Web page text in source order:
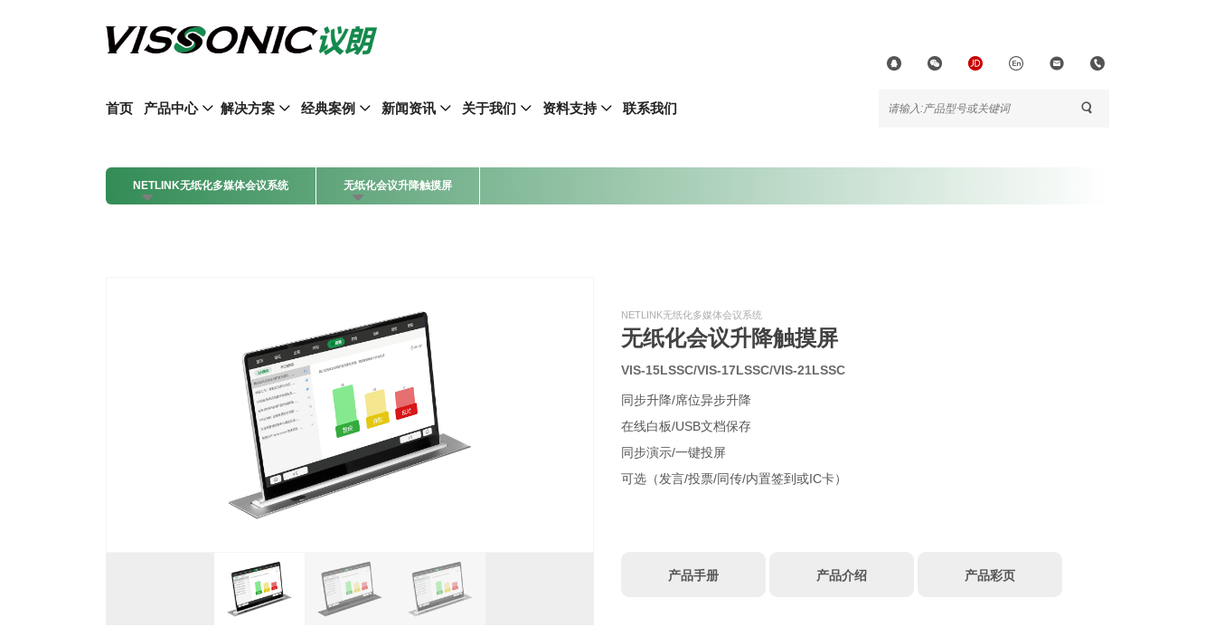
首页 产品中心 解决方案 经典案例 新闻资讯 关于我们 资料支持 联系我们
NETLINK无纸化多媒体会议系统 无纸化会议升降触摸屏
NETLINK无纸化多媒体会议系统
无纸化会议升降触摸屏
VIS-15LSSC/VIS-17LSSC/VIS-21LSSC
同步升降/席位异步升降
在线白板/USB文档保存
同步演示/一键投屏
可选（发言/投票/同传/内置签到或IC卡）
产品手册 产品介绍 产品彩页